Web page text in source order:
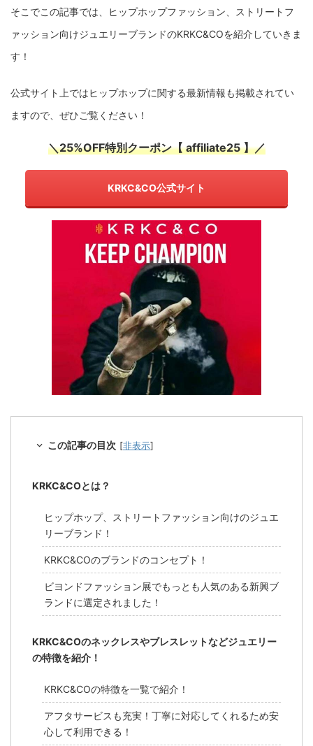
そこでこの記事では、ヒップホップファッション、ストリートフ
ァッション向けジュエリーブランドのKRKC&COを紹介していきま
す！
公式サイト上ではヒップホップに関する最新情報も掲載されてい
ますので、ぜひご覧ください！
＼25%OFF特別クーポン【 affiliate25 】／
KRKC&CO公式サイト
この記事の目次 [非表示]
KRKC&COとは？
ヒップホップ、ストリートファッション向けのジュエ
リーブランド！
KRKC&COのブランドのコンセプト！
ビヨンドファッション展でもっとも人気のある新興ブ
ランドに選定されました！
KRKC&COのネックレスやブレスレットなどジュエリー
の特徴を紹介！
KRKC&COの特徴を一覧で紹介！
アフタサービスも充実！丁寧に対応してくれるため安
心して利用できる！